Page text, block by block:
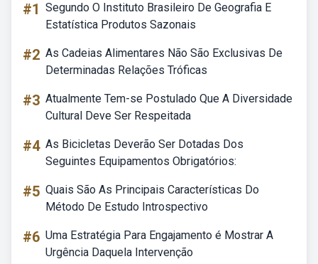
#1 Segundo O Instituto Brasileiro De Geografia E
Estatística Produtos Sazonais
#2 As Cadeias Alimentares Não São Exclusivas De
Determinadas Relações Tróficas
#3 Atualmente Tem-se Postulado Que A Diversidade
Cultural Deve Ser Respeitada
#4 As Bicicletas Deverão Ser Dotadas Dos
Seguintes Equipamentos Obrigatórios:
#5 Quais São As Principais Características Do
Método De Estudo Introspectivo
#6 Uma Estratégia Para Engajamento é Mostrar A
Urgência Daquela Intervenção